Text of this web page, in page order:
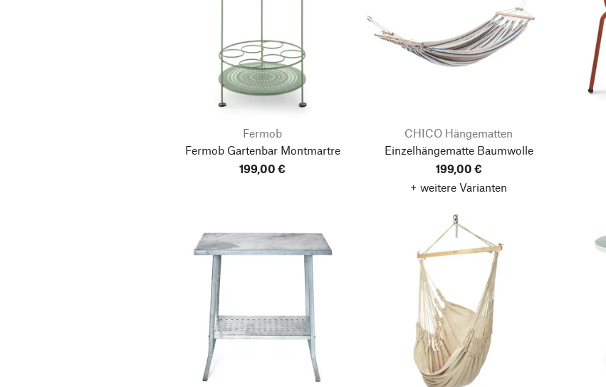
Fermob
Fermob Gartenbar Montmartre
199,00 €
CHICO Hängematten
Einzelhängematte Baumwolle
199,00 €
+ weitere Varianten